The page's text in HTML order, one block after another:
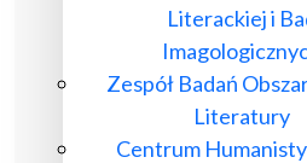
Literackiej i
Zespół Badań
Literatury
Centrum